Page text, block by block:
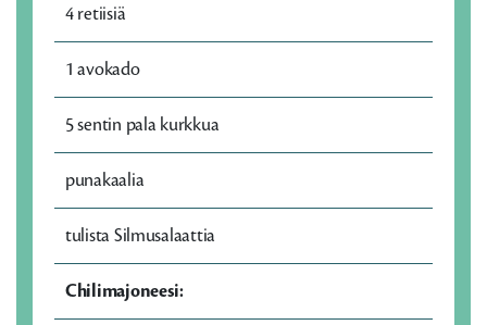
4 retiisiä
1 avokado
5 sentin pala kurkkua
punakaalia
tulista Silmusalaattia
Chilimajoneesi: